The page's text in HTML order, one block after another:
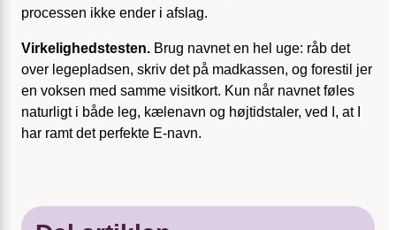
processen ikke ender i afslag.
Virkelighedstesten. Brug navnet en hel uge: råb det
over legepladsen, skriv det på madkassen, og forestil jer
en voksen med samme visitkort. Kun når navnet føles
naturligt i både leg, kælenavn og højtids­taler, ved I, at I
har ramt det perfekte E-navn.